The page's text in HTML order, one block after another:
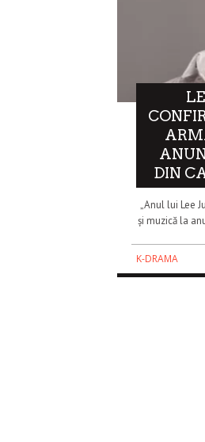
DIN
„Anul lui Lee
și muzică la
K-DRAMA